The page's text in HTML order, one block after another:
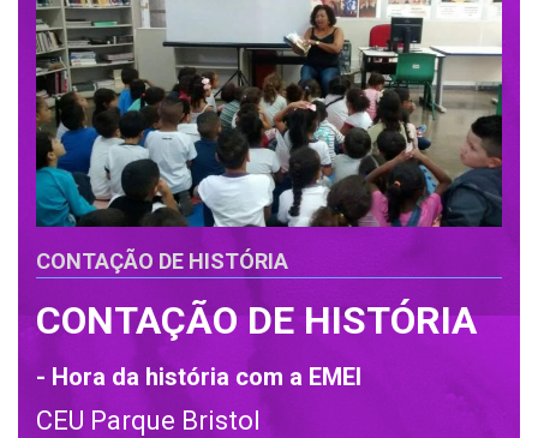
CONTAÇÃO DE HISTÓRIA
CONTAÇÃO DE HISTÓRIA
- Hora da história com a EMEI
CEU Parque Bristol